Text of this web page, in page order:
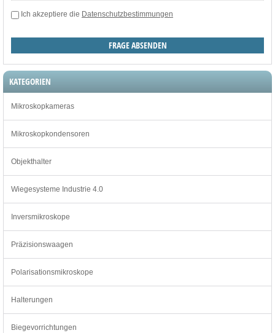
Ich akzeptiere die Datenschutzbestimmungen
KATEGORIEN
Mikroskopkameras
Mikroskopkondensoren
Objekthalter
Wiegesysteme Industrie 4.0
Inversmikroskope
Präzisionswaagen
Polarisationsmikroskope
Halterungen
Biegevorrichtungen